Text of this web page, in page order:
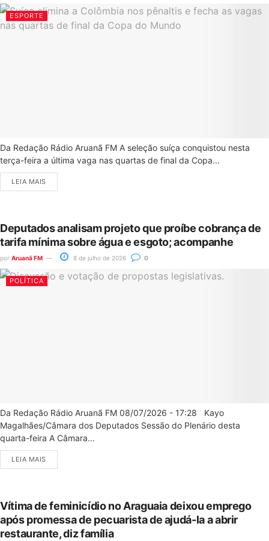
ESPORTE
Da Redação Rádio Aruanã FM A seleção suíça conquistou nesta
terça-feira a última vaga nas quartas de final da Copa...
LEIA MAIS
Deputados analisam projeto que proíbe cobrança de
tarifa mínima sobre água e esgoto; acompanhe
por Aruanã FM 8 de julho de 2026 0
POLÍTICA
Da Redação Rádio Aruanã FM 08/07/2026 - 17:28 Kayo
Magalhães/Câmara dos Deputados Sessão do Plenário desta
quarta-feira A Câmara...
LEIA MAIS
Vítima de feminicídio no Araguaia deixou emprego
após promessa de pecuarista de ajudá-la a abrir
restaurante, diz família